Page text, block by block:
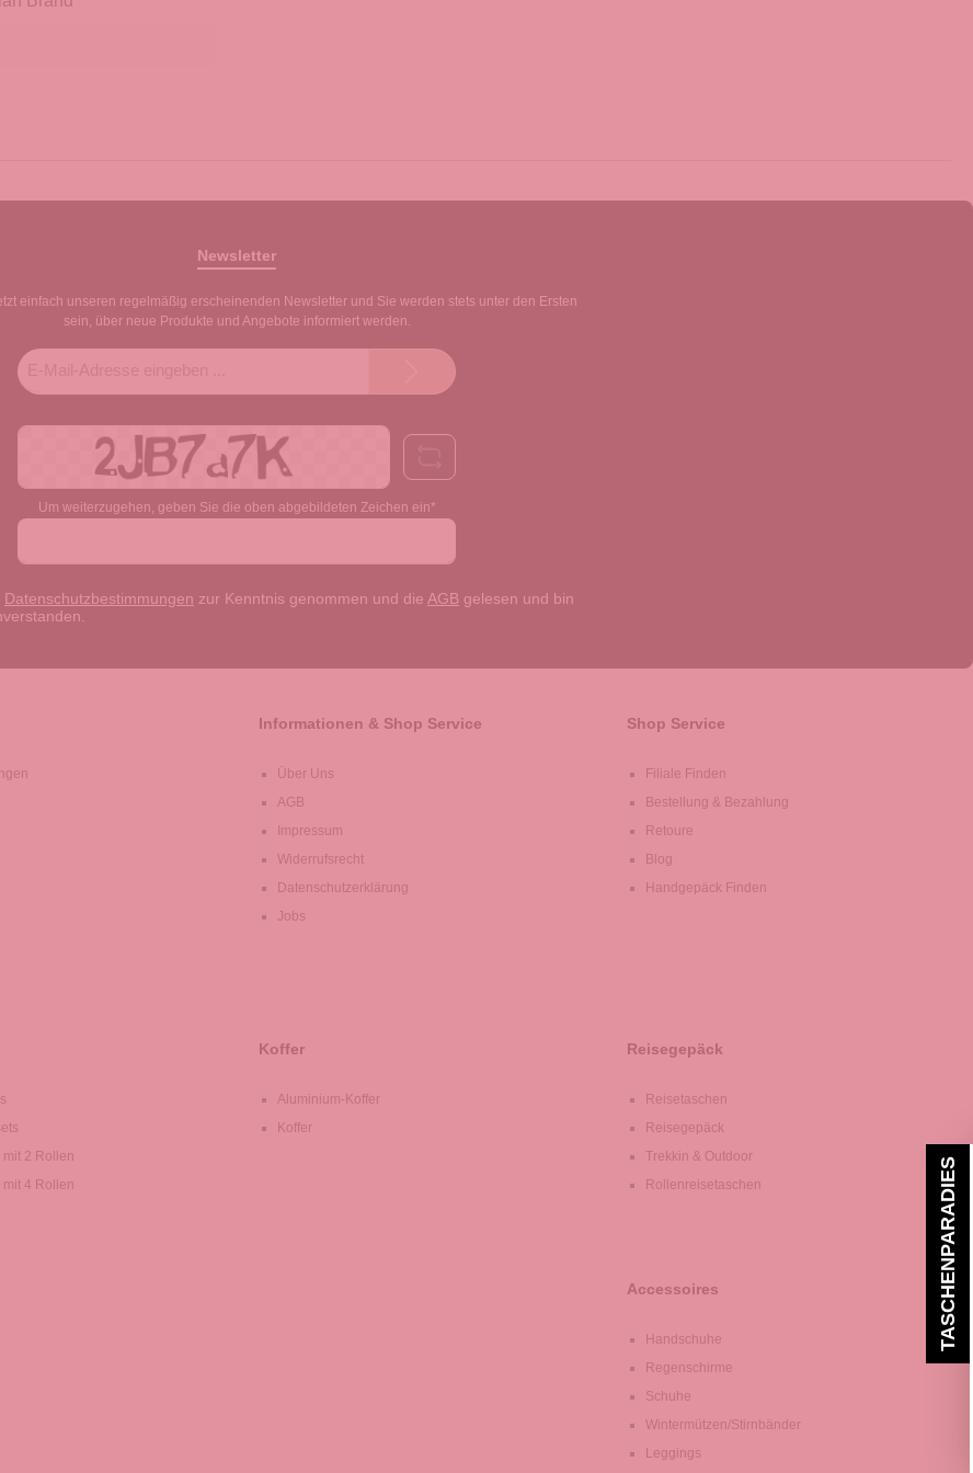
Newsletter
einfach unseren regelmäßig erscheinenden Newsletter und Sie werden stets unter den Ersten
sein, über neue Produkte und Angebote informiert werden.
Adresse*
Um weiterzugehen, geben Sie die oben abgebildeten Zeichen ein*
Datenschutzbestimmungen zur Kenntnis genommen und die AGB gelesen und bin
Informationen & Shop Service
Über Uns
AGB
Impressum
Widerrufsrecht
Datenschutzerklärung
Jobs
Shop Service
Filiale Finden
Bestellung & Bezahlung
Retoure
Blog
Handgepäck Finden
mit 2 Rollen
mit 4 Rollen
Koffer
Aluminium-Koffer
Koffer
Reisegepäck
Reisetaschen
Reisegepäck
Trekkin & Outdoor
Rollenreisetaschen
Accessoires
Handschuhe
Regenschirme
Schuhe
Wintermützen/Stirnbänder
Leggings
TASCHENPARADIES